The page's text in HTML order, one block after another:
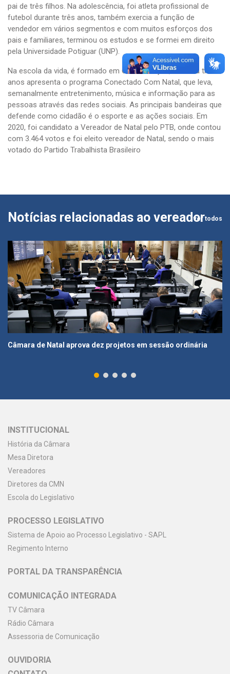
pai de três filhos. Na adolescência, foi atleta profissional de
futebol durante três anos, também exercia a função de
vendedor em vários segmentos e com muitos esforços dos
pais e familiares, terminou os estudos e se formei em direito
pela Universidade Potiguar (UNP).
Na escola da vida, é formado em Comunicação, onde há três
anos apresenta o programa Conectado Com Natal, que leva,
semanalmente entretenimento, música e informação para as
pessoas através das redes sociais. As principais bandeiras que
defende como cidadão é o esporte e as ações sociais. Em
2020, foi candidato a Vereador de Natal pelo PTB, onde contou
com 3.464 votos e foi eleito vereador de Natal, sendo o mais
votado do Partido Trabalhista Brasileiro
Notícias relacionadas ao vereadorver todos
Câmara de Natal aprova dez projetos em sessão ordinária
INSTITUCIONAL
História da Câmara
Mesa Diretora
Vereadores
Diretores da CMN
Escola do Legislativo
PROCESSO LEGISLATIVO
Sistema de Apoio ao Processo Legislativo - SAPL
Regimento Interno
PORTAL DA TRANSPARÊNCIA
COMUNICAÇÃO INTEGRADA
TV Câmara
Rádio Câmara
Assessoria de Comunicação
OUVIDORIA